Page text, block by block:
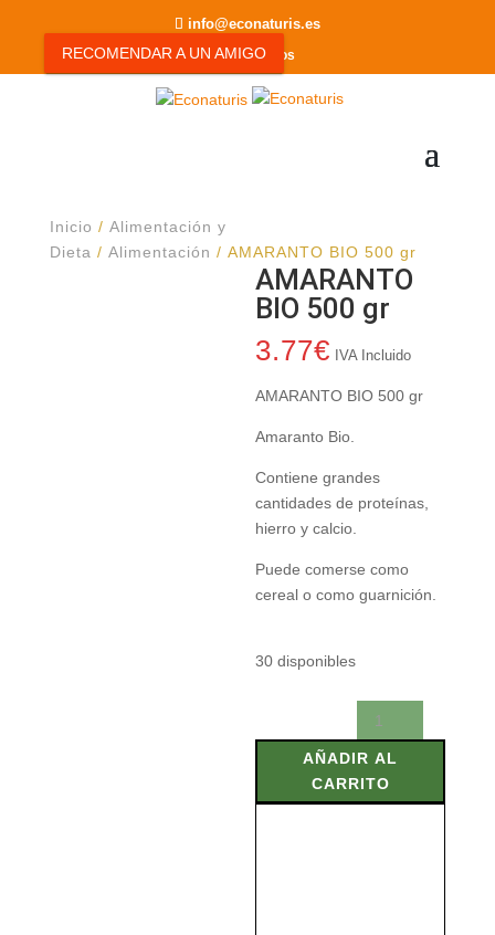
RECOMENDAR A UN AMIGO
info@econaturis.es
0 elementos
Inicio / Alimentación y
Dieta / Alimentación / AMARANTO BIO 500 gr
AMARANTO
BIO 500 gr
3.77€ IVA Incluido
AMARANTO BIO 500 gr
Amaranto Bio.
Contiene grandes
cantidades de proteínas,
hierro y calcio.
Puede comerse como
cereal o como guarnición.
30 disponibles
BIO
AÑADIR AL
CARRITO